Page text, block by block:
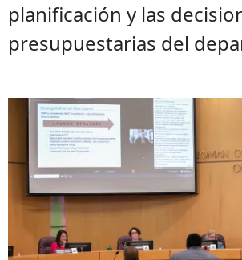
planificación y las
presupuestarias del